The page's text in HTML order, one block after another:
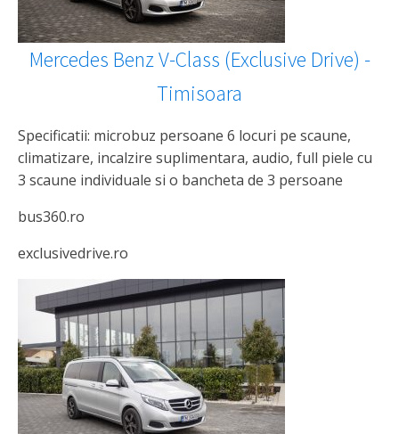
Mercedes Benz V-Class (Exclusive Drive) -
Timisoara
Specificatii: microbuz persoane 6 locuri pe scaune,
climatizare, incalzire suplimentara, audio, full piele cu
3 scaune individuale si o bancheta de 3 persoane
bus360.ro
exclusivedrive.ro